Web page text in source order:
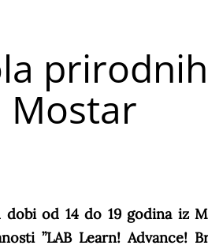
Mostar
od 14 do 19 godina iz
”LAB Learn! Advance!